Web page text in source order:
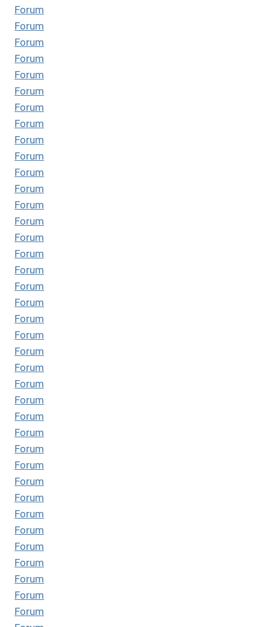
Forum
Forum
Forum
Forum
Forum
Forum
Forum
Forum
Forum
Forum
Forum
Forum
Forum
Forum
Forum
Forum
Forum
Forum
Forum
Forum
Forum
Forum
Forum
Forum
Forum
Forum
Forum
Forum
Forum
Forum
Forum
Forum
Forum
Forum
Forum
Forum
Forum
Forum